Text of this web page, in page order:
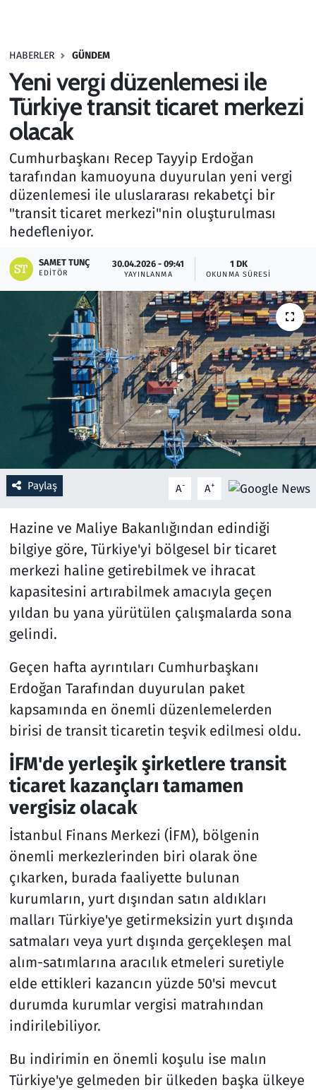
HABERLER GÜNDEM
Yeni vergi düzenlemesi ile
Türkiye transit ticaret merkezi
olacak
Cumhurbaşkanı Recep Tayyip Erdoğan
tarafından kamuoyuna duyurulan yeni vergi
düzenlemesi ile uluslararası rekabetçi bir
"transit ticaret merkezi"nin oluşturulması
hedefleniyor.
SAMET TUNÇ
EDITÖR
30.04.2026 - 09:41
YAYINLANMA
1 DK
OKUNMA SÜRESI
Paylaş A- A+
Hazine ve Maliye Bakanlığından edindiği
bilgiye göre, Türkiye'yi bölgesel bir ticaret
merkezi haline getirebilmek ve ihracat
kapasitesini artırabilmek amacıyla geçen
yıldan bu yana yürütülen çalışmalarda sona
gelindi.
Geçen hafta ayrıntıları Cumhurbaşkanı
Erdoğan Tarafından duyurulan paket
kapsamında en önemli düzenlemelerden
birisi de transit ticaretin teşvik edilmesi oldu.
İFM'de yerleşik şirketlere transit
ticaret kazançları tamamen
vergisiz olacak
İstanbul Finans Merkezi (İFM), bölgenin
önemli merkezlerinden biri olarak öne
çıkarken, burada faaliyette bulunan
kurumların, yurt dışından satın aldıkları
malları Türkiye'ye getirmeksizin yurt dışında
satmaları veya yurt dışında gerçekleşen mal
alım-satımlarına aracılık etmeleri suretiyle
elde ettikleri kazancın yüzde 50'si mevcut
durumda kurumlar vergisi matrahından
indirilebiliyor.
Bu indirimin en önemli koşulu ise malın
Türkiye'ye gelmeden bir ülkeden başka ülkeye
Haber
Kültür Sanat
Kurumsal Haberler
Lezzet Durağı
Memur ve Kamu
Otomobil
Oyun
Ramazan
Resmi İlanlar
Rüya Tabirleri
Sağlık
Savunma Sanayi
Seçim 2023
Spor
Teknoloji ve Bilim
Televizyon